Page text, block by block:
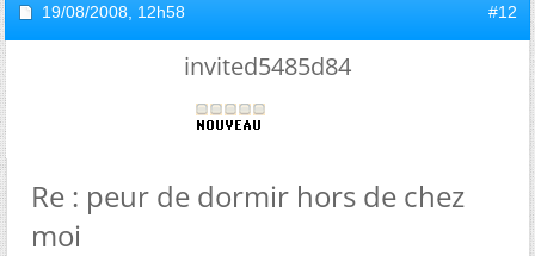
19/08/2008, 12h58 #12
invited5485d84
Re : peur de dormir hors de chez
moi